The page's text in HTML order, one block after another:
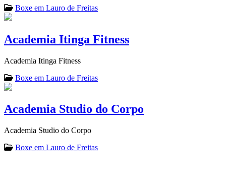
Boxe em Lauro de Freitas
Academia Itinga Fitness
Academia Itinga Fitness
Boxe em Lauro de Freitas
Academia Studio do Corpo
Academia Studio do Corpo
Boxe em Lauro de Freitas